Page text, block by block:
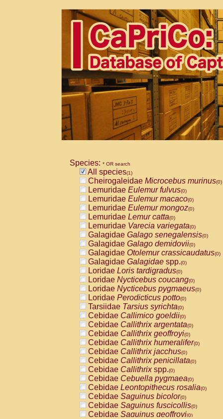
Species: * OR search
All species(1)
Cheirogaleidae Microcebus murinus(0)
Lemuridae Eulemur fulvus(0)
Lemuridae Eulemur macaco(0)
Lemuridae Eulemur mongoz(0)
Lemuridae Lemur catta(0)
Lemuridae Varecia variegata(0)
Galagidae Galago senegalensis(0)
Galagidae Galago demidovii(0)
Galagidae Otolemur crassicaudatus(0)
Galagidae Galagidae spp.(0)
Loridae Loris tardigradus(0)
Loridae Nycticebus coucang(0)
Loridae Nycticebus pygmaeus(0)
Loridae Perodicticus potto(0)
Tarsiidae Tarsius syrichta(0)
Cebidae Callimico goeldii(0)
Cebidae Callithrix argentata(0)
Cebidae Callithrix geoffroyi(0)
Cebidae Callithrix humeralifer(0)
Cebidae Callithrix jacchus(0)
Cebidae Callithrix penicillata(0)
Cebidae Callithrixspp.(0)
Cebidae Cebuella pygmaea(0)
Cebidae Leontopithecus rosalia(0)
Cebidae Saguinus bicolor(0)
Cebidae Saguinus fuscicollis(0)
Cebidae Saguinus geoffroyi(0)